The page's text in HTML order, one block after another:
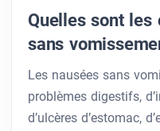
Quelles sont les
sans
Les nausées sans
problèmes digestifs,
d’ulcères d’estomac,